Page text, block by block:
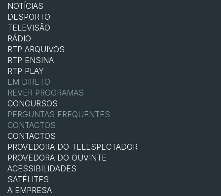
NOTÍCIAS
DESPORTO
TELEVISÃO
RÁDIO
RTP ARQUIVOS
RTP ENSINA
RTP PLAY
EM DIRETO
REVER PROGRAMAS
CONCURSOS
PERGUNTAS FREQUENTES
CONTACTOS
CONTACTOS
PROVEDORA DO TELESPECTADOR
PROVEDORA DO OUVINTE
ACESSIBILIDADES
SATÉLITES
A EMPRESA